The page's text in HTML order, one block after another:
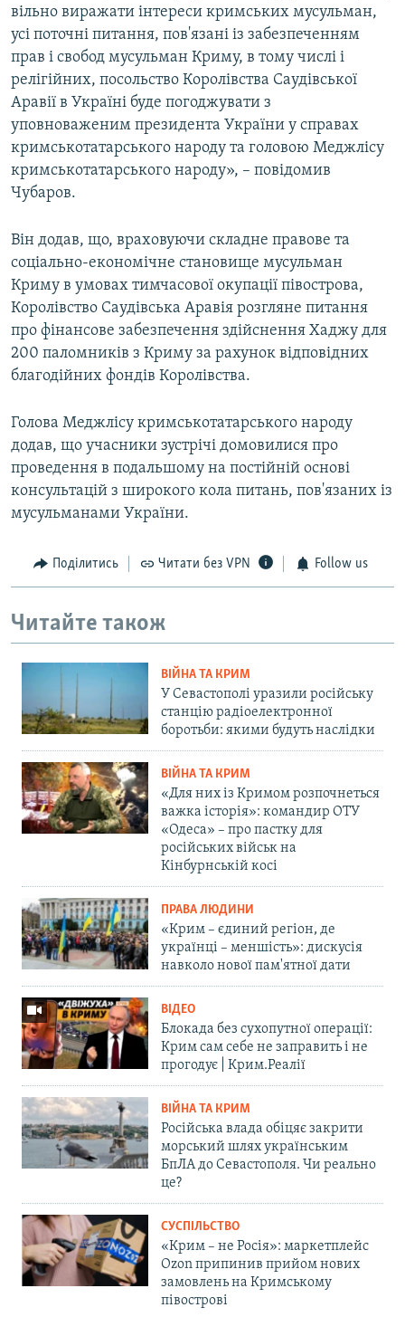
вільно виражати інтереси кримських мусульман,
усі поточні питання, пов'язані із забезпеченням
прав і свобод мусульман Криму, в тому числі і
релігійних, посольство Королівства Саудівської
Аравії в Україні буде погоджувати з
уповноваженим президента України у справах
кримськотатарського народу та головою Меджлісу
кримськотатарського народу», – повідомив
Чубаров.
Він додав, що, враховуючи складне правове та
соціально-економічне становище мусульман
Криму в умовах тимчасової окупації півострова,
Королівство Саудівська Аравія розгляне питання
про фінансове забезпечення здійснення Хаджу для
200 паломників з Криму за рахунок відповідних
благодійних фондів Королівства.
Голова Меджлісу кримськотатарського народу
додав, що учасники зустрічі домовилися про
проведення в подальшому на постійній основі
консультацій з широкого кола питань, пов'язаних із
мусульманами України.
Поділитись Читати без VPN Follow us
Читайте також
ВІЙНА ТА КРИМ
У Севастополі уразили російську
станцію радіоелектронної
боротьби: якими будуть наслідки
ВІЙНА ТА КРИМ
«Для них із Кримом розпочнеться
важка історія»: командир ОТУ
«Одеса» – про пастку для
російських військ на
Кінбурнській косі
ПРАВА ЛЮДИНИ
«Крим – єдиний регіон, де
українці – меншість»: дискусія
навколо нової пам'ятної дати
ВІДЕО
Блокада без сухопутної операції:
Крим сам себе не заправить і не
прогодує | Крим.Реалії
ВІЙНА ТА КРИМ
Російська влада обіцяє закрити
морський шлях українським
БпЛА до Севастополя. Чи реально
це?
СУСПІЛЬСТВО
«Крим – не Росія»: маркетплейс
Ozon припинив прийом нових
замовлень на Кримському
півострові